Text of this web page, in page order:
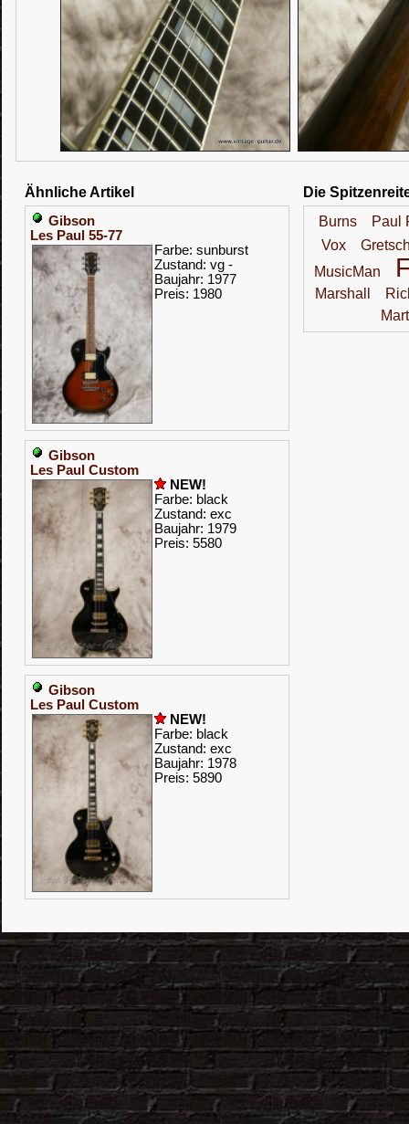
Ähnliche Artikel
Gibson
Les Paul 55-77
Farbe: sunburst
Zustand: vg -
Baujahr: 1977
Preis: 1980
Gibson
Les Paul Custom
NEW!
Farbe: black
Zustand: exc
Baujahr: 1979
Preis: 5580
Gibson
Les Paul Custom
NEW!
Farbe: black
Zustand: exc
Baujahr: 1978
Preis: 5890
Die
Burns
Paul
Vox
MusicMan
Marshall